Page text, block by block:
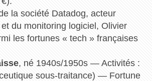
la société Datadog, acteur
du monitoring logiciel, Olivier
les fortunes « tech » françaises
, né 1940s/1950s — Activités :
sous-traitance) — Fortune